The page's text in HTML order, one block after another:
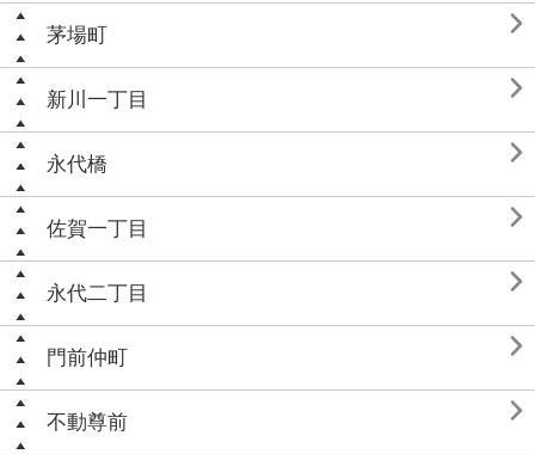
茅場町 
新川一丁目 
永代橋 
佐賀一丁目 
永代二丁目 
門前仲町 
不動尊前 